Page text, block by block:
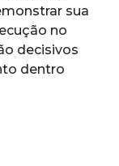
sua
no
decisivos
dentro